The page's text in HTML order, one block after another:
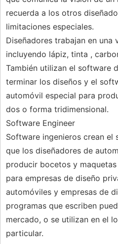
recuerda a los otros
limitaciones especiales.
Diseñadores trabajan en una
incluyendo lápiz, tinta ,
También utilizan el software
terminar los diseños y el
automóvil especial para
dos o forma tridimensional.
Software Engineer
Software ingenieros crean el
que los diseñadores de
producir bocetos y
para empresas de diseño
automóviles y empresas de
programas que escriben
mercado, o se utilizan en el
particular.